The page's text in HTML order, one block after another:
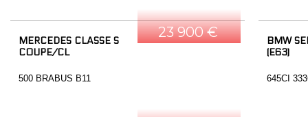
23 900 €
MERCEDES CLASSE S
COUPE/CL
500 BRABUS B11
BMW
(E63)
645CI